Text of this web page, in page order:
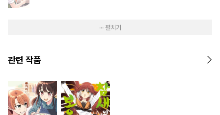
··· 펼치기
관련 작품